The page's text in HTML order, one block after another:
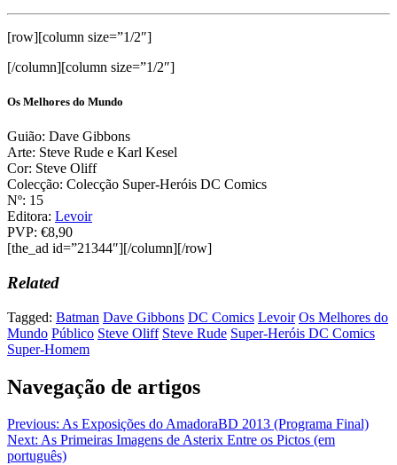
[row][column size=”1/2″]
[/column][column size=”1/2″]
Os Melhores do Mundo
Guião: Dave Gibbons
Arte: Steve Rude e Karl Kesel
Cor: Steve Oliff
Colecção: Colecção Super-Heróis DC Comics
Nº: 15
Editora: Levoir
PVP: €8,90
[the_ad id=”21344″][/column][/row]
Related
Tagged: Batman Dave Gibbons DC Comics Levoir Os Melhores do
Mundo Público Steve Oliff Steve Rude Super-Heróis DC Comics
Super-Homem
Navegação de artigos
Previous: As Exposições do AmadoraBD 2013 (Programa Final)
Next: As Primeiras Imagens de Asterix Entre os Pictos (em
português)